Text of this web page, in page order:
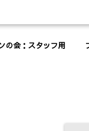
の会：スタッフ用